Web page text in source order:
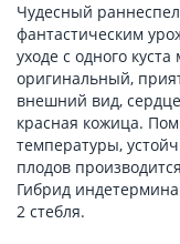
Чудесный
фантастическим
уходе с одного
оригинальный,
внешний вид,
красная кожица.
температуры,
плодов
Гибрид
2 стебля.